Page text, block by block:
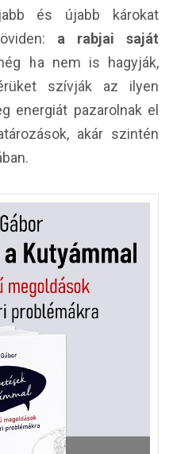
és újabb károkat
a rabjai saját
ha nem is hagyják,
szívják az ilyen
energiát pazarolnak el
akár szintén